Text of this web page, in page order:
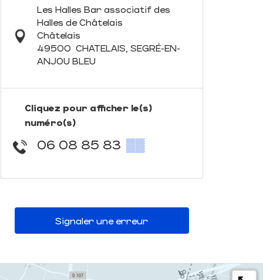
Les Halles Bar associatif des
Halles de Châtelais
Châtelais
49500 CHATELAIS, SEGRÉ-EN-
ANJOU BLEU
Cliquez pour afficher le(s)
numéro(s)
06 08 85 83 ▒▒
Signaler une erreur